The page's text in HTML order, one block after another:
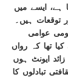
ہے، ایسے میں
توقعات ہیں۔
یی نے 14 ویں قومی عوامی
تھا کہ رواں
او سے متعلق 100 سے زائد ایونٹ ہوں
تبادلوں کا